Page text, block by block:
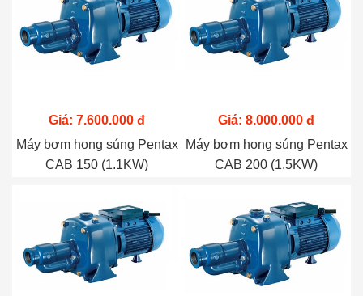
Giá: 7.600.000 đ
Máy bơm họng súng Pentax
CAB 150 (1.1KW)
Giá: 8.000.000 đ
Máy bơm họng súng Pentax
CAB 200 (1.5KW)